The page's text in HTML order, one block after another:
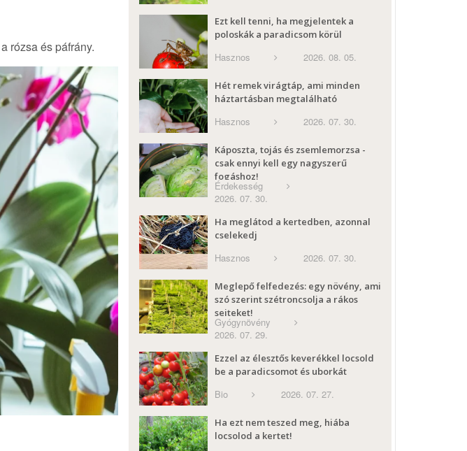
rózsa és páfrány.
Ezt kell tenni, ha megjelentek a
poloskák a paradicsom körül
Hasznos 2026. 08. 05.
Hét remek virágtáp, ami minden
háztartásban megtalálható
Hasznos 2026. 07. 30.
Káposzta, tojás és zsemlemorzsa -
csak ennyi kell egy nagyszerű
fogáshoz!
Érdekesség
2026. 07. 30.
Ha meglátod a kertedben, azonnal
cselekedj
Hasznos 2026. 07. 30.
Meglepő felfedezés: egy növény, ami
szó szerint szétroncsolja a rákos
sejteket!
Gyógynövény
2026. 07. 29.
Ezzel az élesztős keverékkel locsold
be a paradicsomot és uborkát
Bio 2026. 07. 27.
Ha ezt nem teszed meg, hiába
locsolod a kertet!